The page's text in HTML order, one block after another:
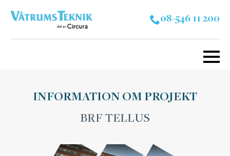
08-546 11 200
INFORMATION OM PROJEKT
BRF TELLUS